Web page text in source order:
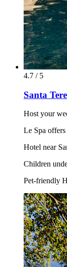
4.7 / 5
Santa
Host your
Le Spa
Hotel near
Children
Pet-friendly